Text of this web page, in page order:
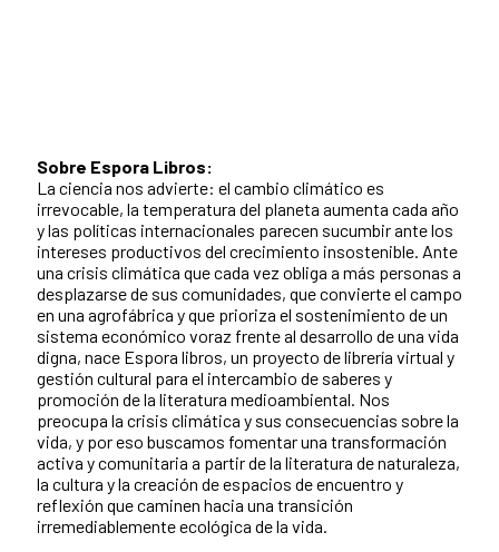
Sobre Espora Libros:
La ciencia nos advierte: el cambio climático es
irrevocable, la temperatura del planeta aumenta cada año
y las políticas internacionales parecen sucumbir ante los
intereses productivos del crecimiento insostenible. Ante
una crisis climática que cada vez obliga a más personas a
desplazarse de sus comunidades, que convierte el campo
en una agrofábrica y que prioriza el sostenimiento de un
sistema económico voraz frente al desarrollo de una vida
digna, nace Espora libros, un proyecto de librería virtual y
gestión cultural para el intercambio de saberes y
promoción de la literatura medioambiental. Nos
preocupa la crisis climática y sus consecuencias sobre la
vida, y por eso buscamos fomentar una transformación
activa y comunitaria a partir de la literatura de naturaleza,
la cultura y la creación de espacios de encuentro y
reflexión que caminen hacia una transición
irremediablemente ecológica de la vida.